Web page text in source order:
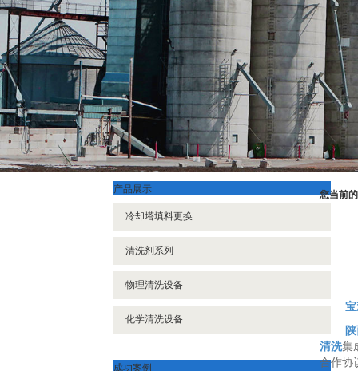
您当前
清洗集
合作协
产品展示
冷却塔填料更换
清洗剂系列
物理清洗设备
化学清洗设备
成功案例